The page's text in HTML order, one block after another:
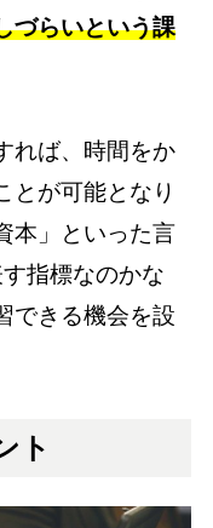
づらいという課
れば、時間をか
とが可能となり
本」といった言
指標なのかな
できる機会を設
ト